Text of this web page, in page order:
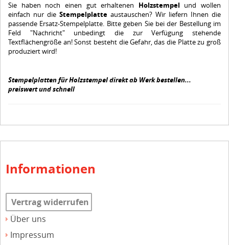
Sie haben noch einen gut erhaltenen Holzstempel und wollen
einfach nur die Stempelplatte austauschen? Wir liefern Ihnen die
passende Ersatz-Stempelplatte. Bitte geben Sie bei der Bestellung im
Feld "Nachricht" unbedingt die zur Verfügung stehende
Textflächengröße an! Sonst besteht die Gefahr, das die Platte zu groß
produziert wird!
Stempelplatten für Holzstempel direkt ab Werk bestellen...
preiswert und schnell
Informationen
Vertrag widerrufen
Über uns
Impressum